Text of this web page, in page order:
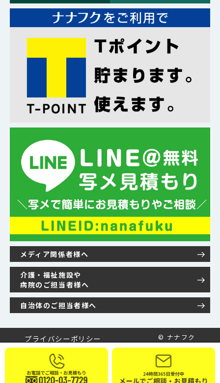
メディア関係者様へ
介護・福祉施設や
病院のご担当者様へ
自治体のご担当者様へ
プライバシーポリシー © ナナフク